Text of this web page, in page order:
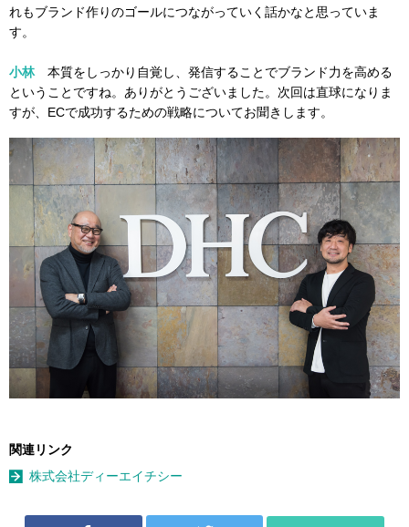
れもブランド作りのゴールにつながっていく話かなと思っていま
す。
小林本質をしっかり自覚し、発信することでブランド力を高める
ということですね。ありがとうございました。次回は直球になりま
すが、ECで成功するための戦略についてお聞きします。
関連リンク
株式会社ディーエイチシー